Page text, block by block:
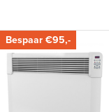
Bespaar €95,-